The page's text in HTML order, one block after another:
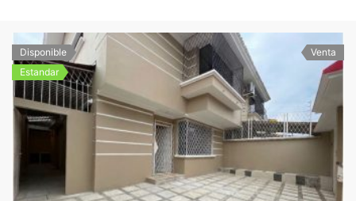
Disponible
Estandar
Venta